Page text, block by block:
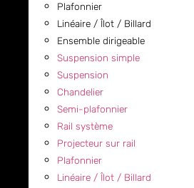
Plafonnier
Linéaire / Îlot / Billard
Ensemble dirigeable
Suspension simple
Suspension
Chandelier
Semi-plafonnier
Rail système
Projecteur sur rail
Plafonnier
Linéaire / Îlot / Billard